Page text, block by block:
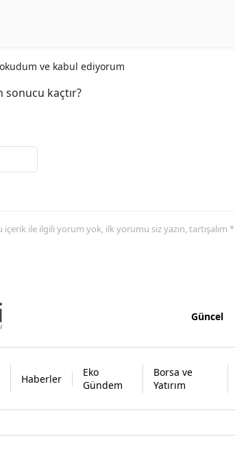
okudum ve kabul ediyorum
sonucu kaçtır?
içerik ile ilgili yorum yok, ilk yorumu siz yazın, tartışalım *
Güncel
Haberler
Eko
Gündem
Borsa ve
Yatırım